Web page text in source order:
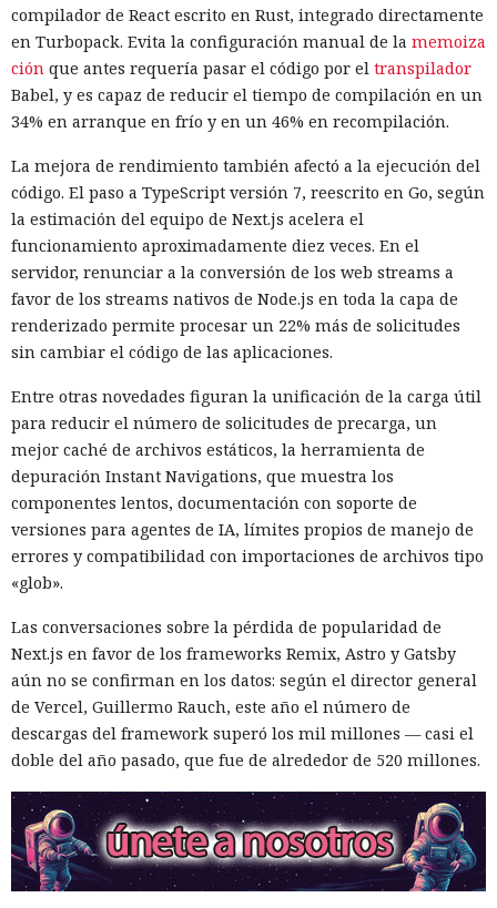
compilador de React escrito en Rust, integrado directamente
en Turbopack. Evita la configuración manual de la memoiza
ción que antes requería pasar el código por el transpilador
Babel, y es capaz de reducir el tiempo de compilación en un
34% en arranque en frío y en un 46% en recompilación.
La mejora de rendimiento también afectó a la ejecución del
código. El paso a TypeScript versión 7, reescrito en Go, según
la estimación del equipo de Next.js acelera el
funcionamiento aproximadamente diez veces. En el
servidor, renunciar a la conversión de los web streams a
favor de los streams nativos de Node.js en toda la capa de
renderizado permite procesar un 22% más de solicitudes
sin cambiar el código de las aplicaciones.
Entre otras novedades figuran la unificación de la carga útil
para reducir el número de solicitudes de precarga, un
mejor caché de archivos estáticos, la herramienta de
depuración Instant Navigations, que muestra los
componentes lentos, documentación con soporte de
versiones para agentes de IA, límites propios de manejo de
errores y compatibilidad con importaciones de archivos tipo
«glob».
Las conversaciones sobre la pérdida de popularidad de
Next.js en favor de los frameworks Remix, Astro y Gatsby
aún no se confirman en los datos: según el director general
de Vercel, Guillermo Rauch, este año el número de
descargas del framework superó los mil millones — casi el
doble del año pasado, que fue de alrededor de 520 millones.